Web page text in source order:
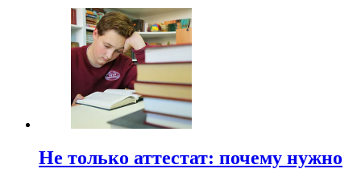
Не только аттестат: почему нужно